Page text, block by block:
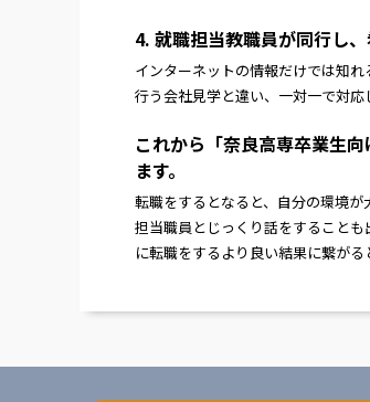
4. 就職担当教職員が同行し
インターネットの情報だけでは知
行う会社見学と違い、一対一で対応
これから「奈良高専卒業生
ます。
転職をするとなると、自分の環境
担当職員とじっくり話をすること
に転職をするより良い結果に繋が